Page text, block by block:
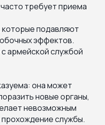
требует приема
подавляют
эффектов.
армейской службой
она может
новые органы,
невозможным
службы.